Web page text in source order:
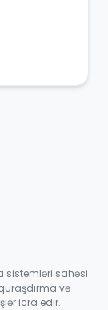
sistemləri sahəsi
və
icra edir.